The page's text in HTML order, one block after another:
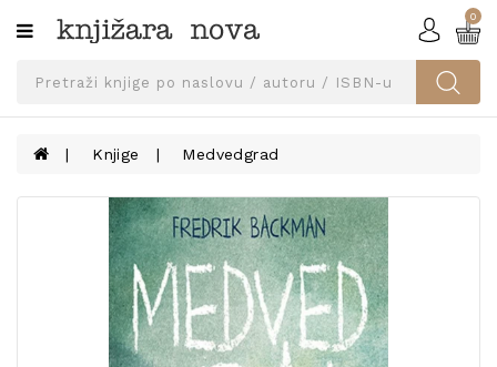
Kategorije
SVEUČILIŠNA
UDŽBENICI
KNJIGE
PRIBOR
UDŽBENIKE!
0
Knjige Medvedgrad